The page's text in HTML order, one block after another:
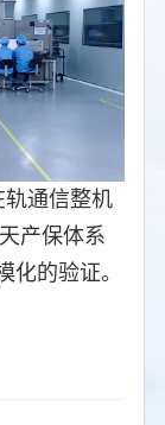
轨通信整机
产保体系
化的验证。